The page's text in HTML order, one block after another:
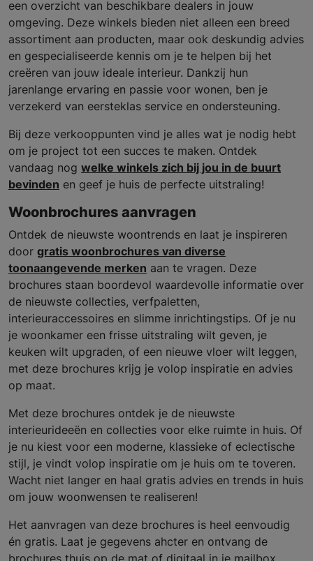
een overzicht van beschikbare dealers in jouw
omgeving. Deze winkels bieden niet alleen een breed
assortiment aan producten, maar ook deskundig advies
en gespecialiseerde kennis om je te helpen bij het
creëren van jouw ideale interieur. Dankzij hun
jarenlange ervaring en passie voor wonen, ben je
verzekerd van eersteklas service en ondersteuning.
Bij deze verkooppunten vind je alles wat je nodig hebt
om je project tot een succes te maken. Ontdek
vandaag nog welke winkels zich bij jou in de buurt
bevinden en geef je huis de perfecte uitstraling!
Woonbrochures aanvragen
Ontdek de nieuwste woontrends en laat je inspireren
door gratis woonbrochures van diverse
toonaangevende merken aan te vragen. Deze
brochures staan boordevol waardevolle informatie over
de nieuwste collecties, verfpaletten,
interieuraccessoires en slimme inrichtingstips. Of je nu
je woonkamer een frisse uitstraling wilt geven, je
keuken wilt upgraden, of een nieuwe vloer wilt leggen,
met deze brochures krijg je volop inspiratie en advies
op maat.
Met deze brochures ontdek je de nieuwste
interieurideeën en collecties voor elke ruimte in huis. Of
je nu kiest voor een moderne, klassieke of eclectische
stijl, je vindt volop inspiratie om je huis om te toveren.
Wacht niet langer en haal gratis advies en trends in huis
om jouw woonwensen te realiseren!
Het aanvragen van deze brochures is heel eenvoudig
én gratis. Laat je gegevens ahcter en ontvang de